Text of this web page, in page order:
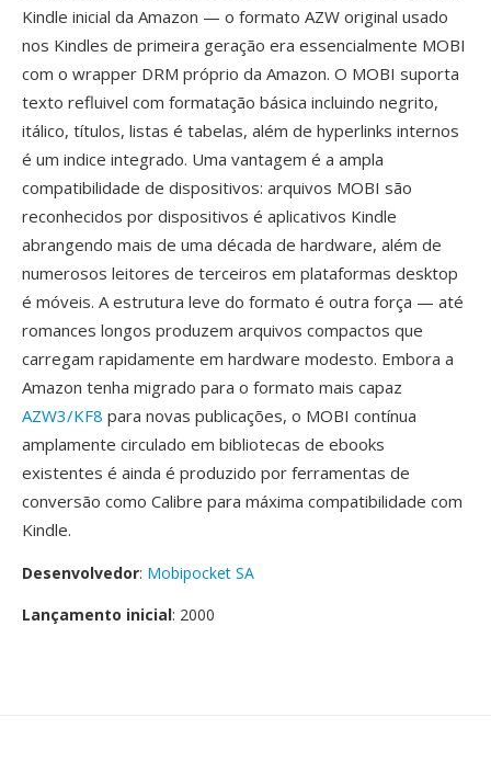
Kindle inicial da Amazon — o formato AZW original usado
nos Kindles de primeira geração era essencialmente MOBI
com o wrapper DRM próprio da Amazon. O MOBI suporta
texto refluivel com formatação básica incluindo negrito,
itálico, títulos, listas é tabelas, além de hyperlinks internos
é um indice integrado. Uma vantagem é a ampla
compatibilidade de dispositivos: arquivos MOBI são
reconhecidos por dispositivos é aplicativos Kindle
abrangendo mais de uma década de hardware, além de
numerosos leitores de terceiros em plataformas desktop
é móveis. A estrutura leve do formato é outra força — até
romances longos produzem arquivos compactos que
carregam rapidamente em hardware modesto. Embora a
Amazon tenha migrado para o formato mais capaz
AZW3/KF8 para novas publicações, o MOBI contínua
amplamente circulado em bibliotecas de ebooks
existentes é ainda é produzido por ferramentas de
conversão como Calibre para máxima compatibilidade com
Kindle.
Desenvolvedor: Mobipocket SA
Lançamento inicial: 2000